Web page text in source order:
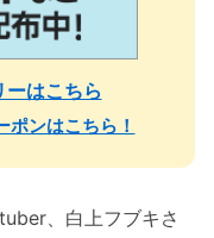
はこちら
ポンはこちら！
、白上フブキさ